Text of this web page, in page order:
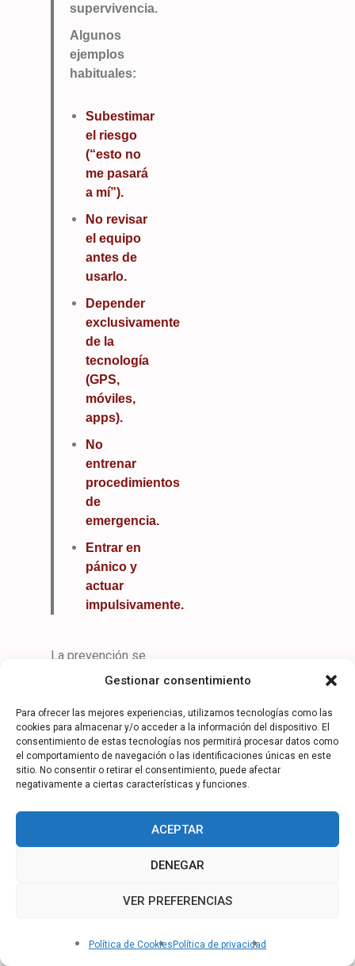
Gestionar consentimiento
Para ofrecer las mejores experiencias, utilizamos tecnologías como las
cookies para almacenar y/o acceder a la información del dispositivo. El
consentimiento de estas tecnologías nos permitirá procesar datos como
el comportamiento de navegación o las identificaciones únicas en este
sitio. No consentir o retirar el consentimiento, puede afectar
negativamente a ciertas características y funciones.
ACEPTAR
DENEGAR
VER PREFERENCIAS
Política de Cookies Política de privacidad
supervivencia.
Algunos
ejemplos
habituales:
Subestimar
el riesgo
(“esto no
me pasará
a mí”).
No revisar
el equipo
antes de
usarlo.
Depender
exclusivamente
de la
tecnología
(GPS,
móviles,
apps).
No
entrenar
procedimientos
de
emergencia.
Entrar en
pánico y
actuar
impulsivamente.
La prevención se
nuestras
restricciones.
La aceptación de
nuestra
vulnerabilidad nos
que nos obliga a
RESILIENCIA
ADAPTACIÓN: